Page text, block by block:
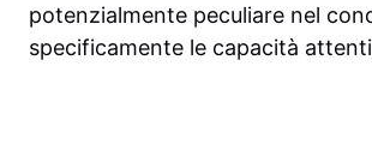
potenzialmente peculiare nel
specificamente le capacità